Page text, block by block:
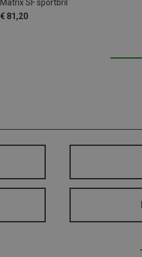
Matrix SF sportbril
€ 81,20